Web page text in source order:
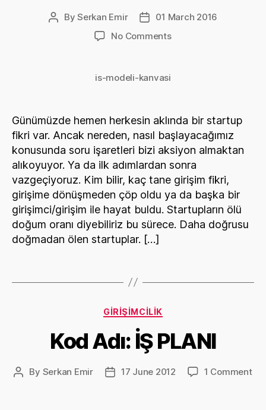
PostBySerkan Emir
Post01 March 2016
No Commentson
is-modeli-kanvasi
Günümüzde hemen herkesin aklında bir startup
fikri var. Ancak nereden, nasıl başlayacağımız
konusunda soru işaretleri bizi aksiyon almaktan
alıkoyuyor. Ya da ilk adımlardan sonra
vazgeçiyoruz. Kim bilir, kaç tane girişim fikri,
girişime dönüşmeden çöp oldu ya da başka bir
girişimci/girişim ile hayat buldu. Startupların ölü
doğum oranı diyebiliriz bu sürece. Daha doğrusu
doğmadan ölen startuplar. […]
Categories
GIRIŞIMCILIK
Kod Adı: İŞ PLANI
Post
By Serkan Emir
Post17 June 2012 1 Commenton